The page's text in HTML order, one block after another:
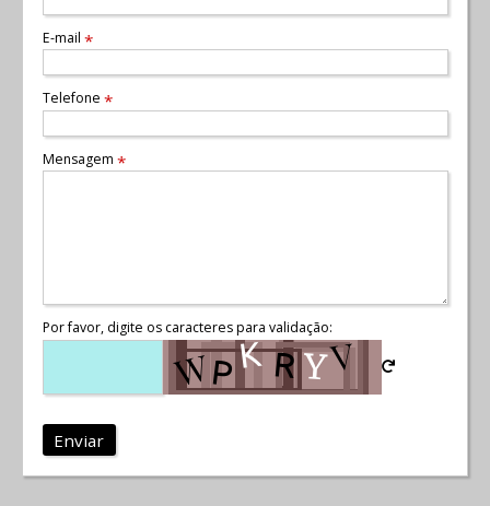
E-mail *
Telefone *
Mensagem *
Por favor, digite os caracteres para validação:
Enviar